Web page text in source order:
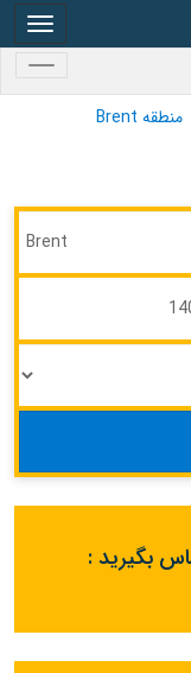
منطقه Brent
بگیرید :